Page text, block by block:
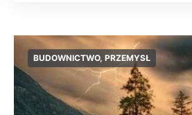
BUDOWNICTWO, PRZEMYSŁ